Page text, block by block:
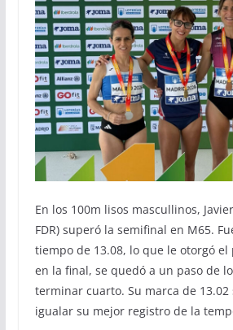
En los 100m lisos mascullinos,
FDR) superó la semifinal en M65.
tiempo de 13.08, lo que le otorgó el
en la final, se quedó a un paso de
terminar cuarto. Su marca de 13.02
igualar su mejor registro de la